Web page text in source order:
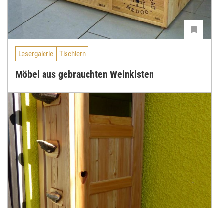
Lesergalerie Tischlern
Möbel aus gebrauchten Weinkisten